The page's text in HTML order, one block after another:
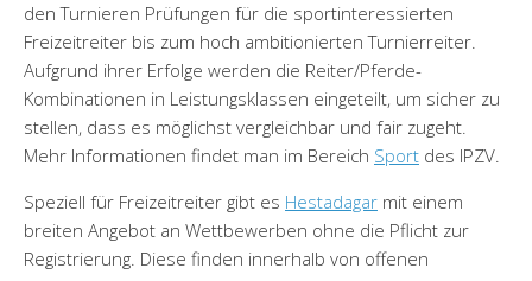
den Turnieren Prüfungen für die sportinteressierten
Freizeitreiter bis zum hoch ambitionierten Turnierreiter.
Aufgrund ihrer Erfolge werden die Reiter/Pferde-
Kombinationen in Leistungsklassen eingeteilt, um sicher zu
stellen, dass es möglichst vergleichbar und fair zugeht.
Mehr Informationen findet man im Bereich Sport des IPZV.
Speziell für Freizeitreiter gibt es Hestadagar mit einem
breiten Angebot an Wettbewerben ohne die Pflicht zur
Registrierung. Diese finden innerhalb von offenen